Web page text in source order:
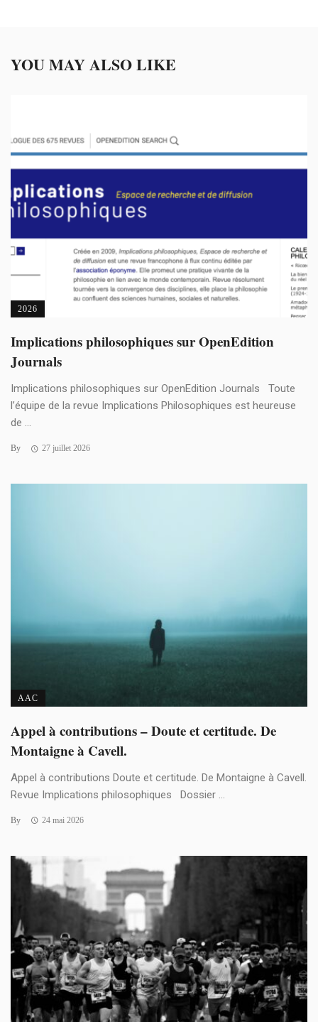
YOU MAY ALSO LIKE
2026
Implications philosophiques sur OpenEdition
Journals
Implications philosophiques sur OpenEdition Journals Toute
l’équipe de la revue Implications Philosophiques est heureuse
de ...
By 27 juillet 2026
AAC
Appel à contributions – Doute et certitude. De
Montaigne à Cavell.
Appel à contributions Doute et certitude. De Montaigne à Cavell.
Revue Implications philosophiques Dossier ...
By 24 mai 2026